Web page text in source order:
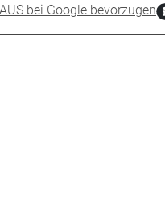
bei Google bevorzugen